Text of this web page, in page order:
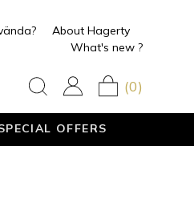
About Hagerty
What's new ?
(0)
OFFERS